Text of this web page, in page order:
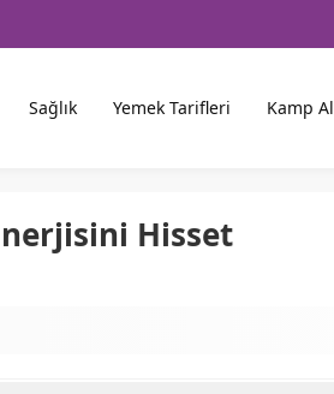
Sağlık Yemek Tarifleri Kamp
Hisset